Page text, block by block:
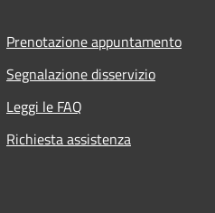
Prenotazione appuntamento
Segnalazione disservizio
Leggi le FAQ
Richiesta assistenza